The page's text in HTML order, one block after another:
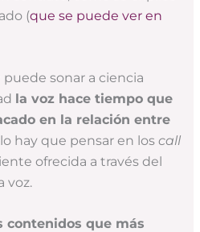
(que se puede ver en
sonar a ciencia
la voz hace tiempo que
en la relación entre
hay que pensar en los call
ofrecida a través del
voz.
contenidos que más